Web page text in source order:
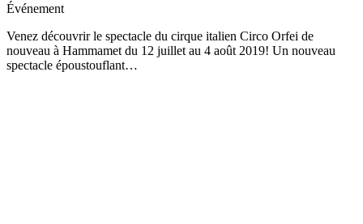
Événement
Venez découvrir le spectacle du cirque italien Circo Orfei de
nouveau à Hammamet du 12 juillet au 4 août 2019! Un nouveau
spectacle époustouflant…